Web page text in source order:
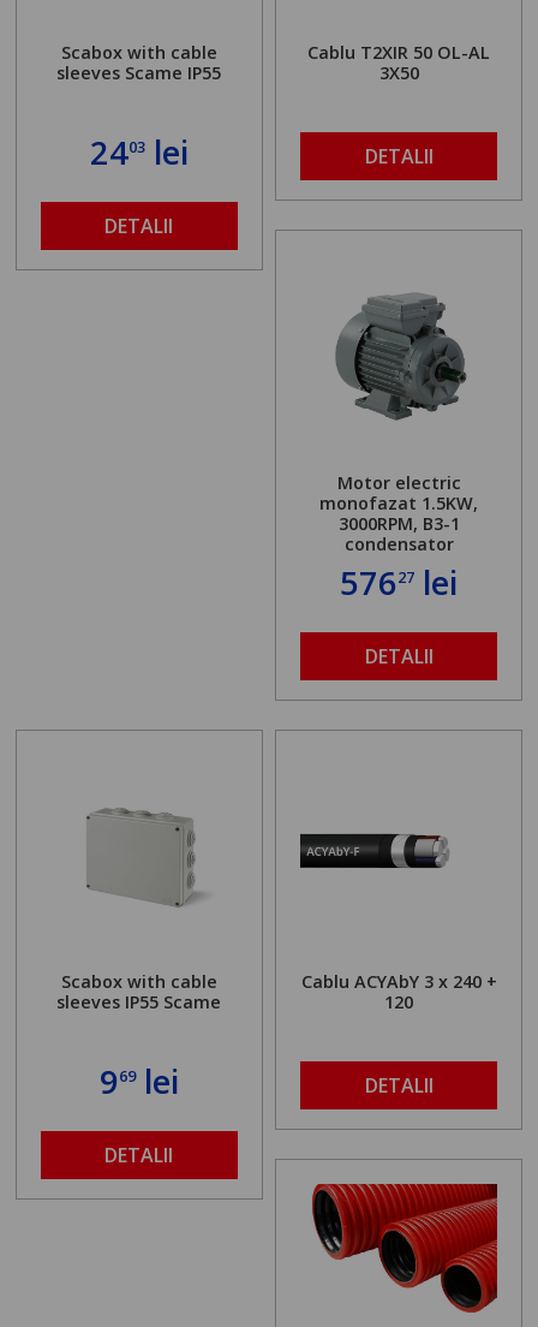
Scabox with cable
sleeves Scame IP55
2403lei
DETALII
Cablu T2XIR 50 OL-AL
3X50
DETALII
Motor electric
monofazat 1.5KW,
3000RPM, B3-1
condensator
57627 lei
DETALII
Scabox with cable
sleeves IP55 Scame
969lei
DETALII
Cablu ACYAbY 3 x 240 +
120
DETALII